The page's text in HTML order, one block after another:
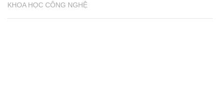
KHOA HỌC CÔNG NGHỆ